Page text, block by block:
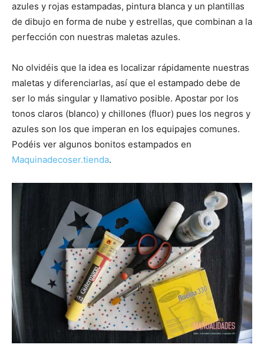
azules y rojas estampadas, pintura blanca y un plantillas
de dibujo en forma de nube y estrellas, que combinan a la
perfección con nuestras maletas azules.
No olvidéis que la idea es localizar rápidamente nuestras
maletas y diferenciarlas, así que el estampado debe de
ser lo más singular y llamativo posible. Apostar por los
tonos claros (blanco) y chillones (fluor) pues los negros y
azules son los que imperan en los equipajes comunes.
Podéis ver algunos bonitos estampados en
Maquinadecoser.tienda.